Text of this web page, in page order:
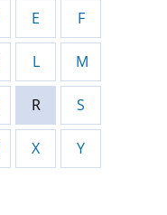
E F
L M
R S
X Y